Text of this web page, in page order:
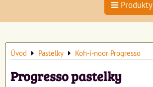
Produkty
Úvod Pastelky Koh-i-noor Progresso
Progresso pastelky